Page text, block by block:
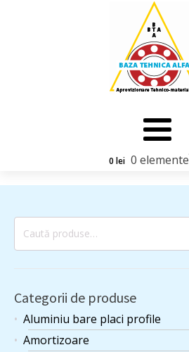
0 lei 0 elemente
Caută
Categorii de produse
Aluminiu bare placi profile
Amortizoare